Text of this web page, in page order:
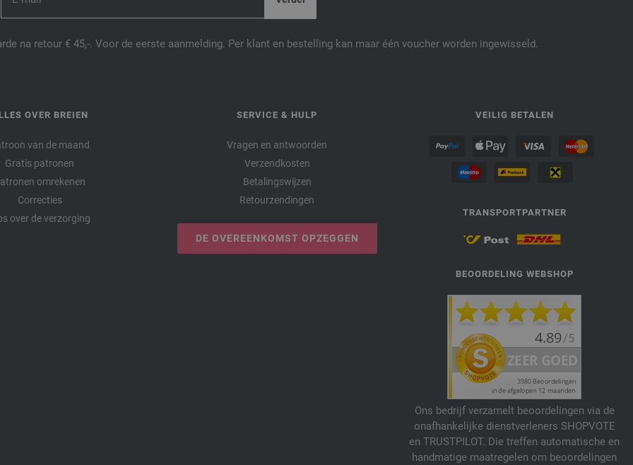
na retour € 45,-. Voor de eerste aanmelding. Per klant en bestelling kan maar één voucher worden ingewisseld.
OVER BREIEN
van de maand
Gratis patronen
omrekenen
Correcties
over de verzorging
SERVICE & HULP
Vragen en antwoorden
Verzendkosten
Betalingswijzen
Retourzendingen
DE OVEREENKOMST OPZEGGEN
VEILIG BETALEN
TRANSPORTPARTNER
BEOORDELING WEBSHOP
Ons bedrijf verzamelt beoordelingen via de
onafhankelijke dienstverleners SHOPVOTE
en TRUSTPILOT. Die treffen automatische en
handmatige maatregelen om beoordelingen